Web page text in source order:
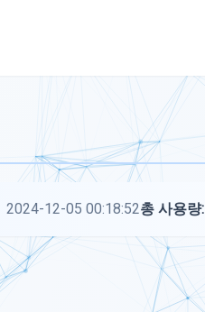
2024-12-05 00:18:52총 사용량: